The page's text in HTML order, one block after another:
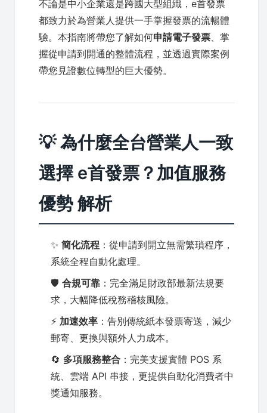
不論是中小企業還是跨國大型組織，e首發票
都致力於為營業人提供一手掌握發票的流暢體
驗。本指南將帶您了解如何申請電子發票、掌
握從申請到開通的整體流程，並透過實際案例
帶您見證數位轉型的巨大優勢。
💡 為什麼全台營業人一致
選擇 e首發票？加值服務
優勢 解析
✨ 簡化流程 ：從申請到開立無需繁瑣程序，
系統全程自動化處理。
🛡️ 合規可靠 ：完全滿足財政部最新法規要
求，大幅降低稅務稽核風險。
⚡ 加速效率 ：告別傳統紙本發票寄送，減少
郵寄、更換與額外人力成本。
🔄 多項服務整合 ：完美支援實體 POS 系
統、雲端 API 串接，更提供自動化消費者中
獎通知服務。